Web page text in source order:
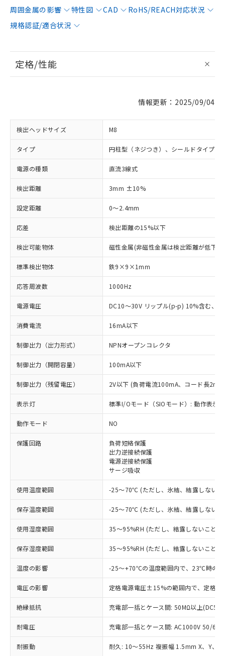
周囲金属の影響
特性図 CAD
RoHS/REACH対応状況
規格認証/適合状況
定格/性能
情報更新：2025/09/04
検出ヘッドサイズ M8
タイプ 円柱型（ネジつき）、シールドタイプ
電源の種類 直流3線式
検出距離 3mm ±10%
設定距離 0～2.4mm
応差 検出距離の15%以下
検出可能物体 磁性金属(非磁性金属は検出距離が低下し
標準検出物体 鉄9×9×1mm
応答周波数 1000Hz
電源電圧 DC10～30V リップル(p-p) 10%含む、
消費電流 16mA以下
制御出力（出力形式） NPNオープンコレクタ
制御出力（開閉容量） 100mA以下
制御出力（残留電圧） 2V以下 (負荷電流100mA、コード長2m
表示灯 標準I/Oモード（SIOモード）: 動作表示
動作モード NO
保護回路
負荷短絡保護
出力逆接続保護
電源逆接続保護
サージ吸収
使用温度範囲 -25～70℃ (ただし、氷結、結露しないこ
保存温度範囲 -25～70℃ (ただし、氷結、結露しないこ
使用湿度範囲 35～95%RH (ただし、結露しないこと)
保存湿度範囲 35～95%RH (ただし、結露しないこと)
温度の影響 -25～+70℃の温度範囲内で、23℃時の
電圧の影響 定格電源電圧±15%の範囲内で、定格
絶縁抵抗 充電部一括とケース間: 50MΩ以上
耐電圧 充電部一括とケース間: AC1000V 50/
耐振動 耐久: 10～55Hz 複振幅 1.5mm X、Y、Z
ご利用条件
以下の条件をお読みいただき、同意のうえ
本サービスは、当社制御機器事業取扱
商品の当社在庫状況および標準価格
(税抜)を提供させていただくもので
当社制御機器事業取扱商品の中には、
本サービスの対象外となる商品もある
ことをご了承ください。
在庫状況および標準価格照会結果は、
記載している更新日時点での社内デー
※1 対応状況
対応済み：EU RoHS指令（10物質）の
非含有に対応した製品が提供可能な商品で
対応予定：EU RoHS指令（10物質）の非含
商品です。
対応予定なし：EU RoHS指令（10物質）の
非含有に非対応の商品で、対応品を出す予
定はありません。
調査・確認中：EU RoHS指令（10物質）の
非含有の対応状況を調査中または確認中の
非該当品：ライセンス料など無形物で、有
害物質有無と関係のない商品です。
仕入先様の事情により、非含有部品として
いたものが、含有品と判明した場合などや
むを得ず変更することがあります。
*EU RoHS指令（10物質）：
※1 中国RoHS○×表
「○」：最大均質材料含有率が中国RoHSの
基準値以下であることを示します。
「×」：最大均質材料含有率が中国RoHSの
基準値を超えていることを示します。
「－」：未確認です。当社販売部門へお問
い合わせください。
当社は、これら貴社製品のうち、外国
為替および外国貿易法に定める商品
（以下｢規制貨物等」という）を輸出